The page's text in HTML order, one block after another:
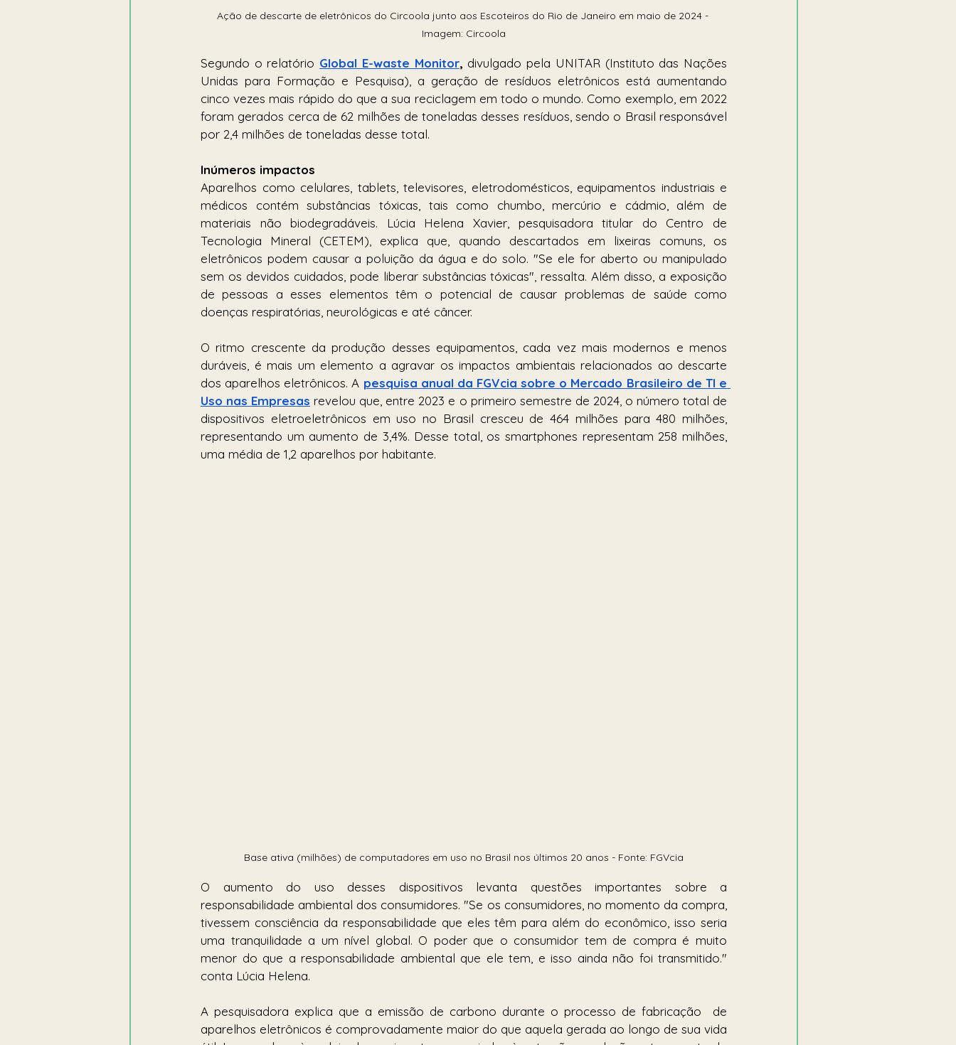
Ação de descarte de eletrônicos do Circoola junto aos Escoteiros do Rio de Janeiro em maio de 2024 -
Imagem: Circoola
Segundo o relatório Global E-waste Monitor, divulgado pela UNITAR (Instituto das Nações
Unidas para Formação e Pesquisa), a geração de resíduos eletrônicos está aumentando
cinco vezes mais rápido do que a sua reciclagem em todo o mundo. Como exemplo, em 2022
foram gerados cerca de 62 milhões de toneladas desses resíduos, sendo o Brasil responsável
por 2,4 milhões de toneladas desse total.
Inúmeros impactos
Aparelhos como celulares, tablets, televisores, eletrodomésticos, equipamentos industriais e
médicos contém substâncias tóxicas, tais como chumbo, mercúrio e cádmio, além de
materiais não biodegradáveis. Lúcia Helena Xavier, pesquisadora titular do Centro de
Tecnologia Mineral (CETEM), explica que, quando descartados em lixeiras comuns, os
eletrônicos podem causar a poluição da água e do solo. "Se ele for aberto ou manipulado
sem os devidos cuidados, pode liberar substâncias tóxicas", ressalta. Além disso, a exposição
de pessoas a esses elementos têm o potencial de causar problemas de saúde como
doenças respiratórias, neurológicas e até câncer.
O ritmo crescente da produção desses equipamentos, cada vez mais modernos e menos
duráveis, é mais um elemento a agravar os impactos ambientais relacionados ao descarte
dos aparelhos eletrônicos. A pesquisa anual da FGVcia sobre o Mercado Brasileiro de TI e
Uso nas Empresas revelou que, entre 2023 e o primeiro semestre de 2024, o número total de
dispositivos eletroeletrônicos em uso no Brasil cresceu de 464 milhões para 480 milhões,
representando um aumento de 3,4%. Desse total, os smartphones representam 258 milhões,
uma média de 1,2 aparelhos por habitante.
Base ativa (milhões) de computadores em uso no Brasil nos últimos 20 anos - Fonte: FGVcia
O aumento do uso desses dispositivos levanta questões importantes sobre a
responsabilidade ambiental dos consumidores. "Se os consumidores, no momento da compra,
tivessem consciência da responsabilidade que eles têm para além do econômico, isso seria
uma tranquilidade a um nível global. O poder que o consumidor tem de compra é muito
menor do que a responsabilidade ambiental que ele tem, e isso ainda não foi transmitido."
conta Lúcia Helena.
A pesquisadora explica que a emissão de carbono durante o processo de fabricação  de
aparelhos eletrônicos é comprovadamente maior do que aquela gerada ao longo de sua vida